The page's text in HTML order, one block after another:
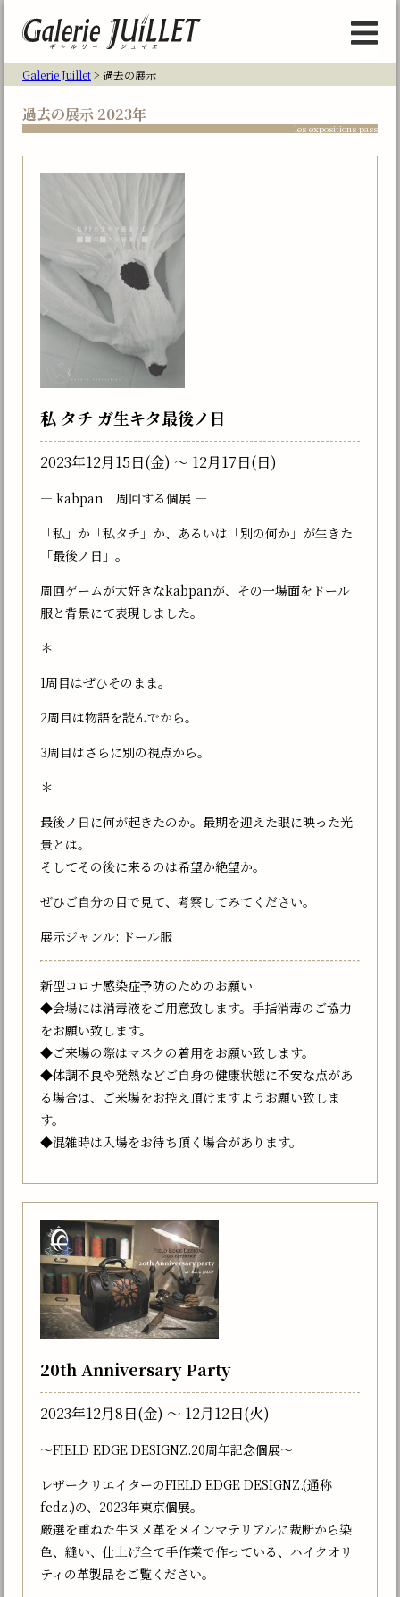
Galerie Juillet> 過去の展示
過去の展示 2023年
les expositions pass
私 タチ ガ生キタ最後ノ日
2023年12月15日(金) 〜 12月17日(日)
― kabpan 周回する個展 ―
「私」か「私タチ」か、あるいは「別の何か」が生きた
「最後ノ日」。
周回ゲームが大好きなkabpanが、その一場面をドール
服と背景にて表現しました。
＊
1周目はぜひそのまま。
2周目は物語を読んでから。
3周目はさらに別の視点から。
＊
最後ノ日に何が起きたのか。最期を迎えた眼に映った光
景とは。
そしてその後に来るのは希望か絶望か。
ぜひご自分の目で見て、考察してみてください。
展示ジャンル: ドール服
新型コロナ感染症予防のためのお願い
◆会場には消毒液をご用意致します。手指消毒のご協力
をお願い致します。
◆ご来場の際はマスクの着用をお願い致します。
◆体調不良や発熱などご自身の健康状態に不安な点があ
る場合は、ご来場をお控え頂けますようお願い致しま
す。
◆混雑時は入場をお待ち頂く場合があります。
20th Anniversary Party
2023年12月8日(金) 〜 12月12日(火)
〜FIELD EDGE DESIGNZ.20周年記念個展〜
レザークリエイターのFIELD EDGE DESIGNZ.(通称
fedz.)の、2023年東京個展。
厳選を重ねた牛ヌメ革をメインマテリアルに裁断から染
色、縫い、仕上げ全て手作業で作っている、ハイクオリ
ティの革製品をご覧ください。